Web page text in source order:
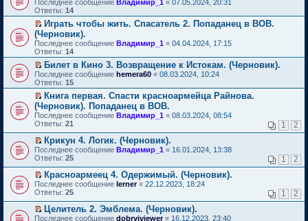
н
н
о
м
у
с
о
о
б
щ
е
н
и
ю
о
ч
и
т
а
н
н
о
м
у
с
о
о
б
щ
н
и
ю
о
м
у
н
е
п
р
о
ч
и
т
а
н
н
о
у
с
о
о
б
щ
е
н
и
ю
п
е
р
в
о
м
у
н
е
п
р
о
ч
и
т
а
н
н
о
м
у
с
о
о
б
щ
е
й
т
и
к
п
е
р
в
о
м
у
н
е
п
р
о
ч
и
т
а
н
н
о
м
у
с
о
е
р
е
й
т
и
к
п
е
р
в
о
м
у
н
е
п
р
о
и
т
а
н
н
о
Последнее сообщение Владимир_1 « 07.05.2024, 20:31
Ответы: 14
П
е
р
е
й
т
и
к
п
е
р
в
м
у
н
е
п
р
о
ч
и
т
Играть чтобы жить. Спасатель 2. Попаданец в ВОВ.
(Черновик).
Последнее сообщение Владимир_1 « 04.04.2024, 17:15
Ответы: 14
П
е
р
е
й
т
и
п
е
р
в
о
м
у
н
е
п
Билет в Кино 3. Возвращение к Истокам. (Черновик).
Последнее сообщение hemera60 « 08.03.2024, 10:24
Ответы: 15
П
е
р
е
й
т
и
к
п
е
р
в
о
м
у
Книга первая. Спасти красноармейца Райнова.
(Черновик). Попаданец в ВОВ.
Последнее сообщение Владимир_1 « 08.03.2024, 08:54
Ответы: 21 1 2
П
е
е
й
т
и
к
п
Крикун 4. Логик. (Черновик).
Последнее сообщение Владимир_1 « 16.01.2024, 13:38
Ответы: 25 1 2
П
е
е
й
Красноармеец 4. Одержимый. (Черновик).
Последнее сообщение lerner« 22.12.2023, 18:24
Ответы: 25 1 2
П
Целитель 2. Эмблема. (Черновик).
Последнее сообщение dobryiviewer« 16.12.2023, 23:40